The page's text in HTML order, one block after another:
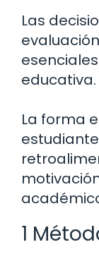
Las
educativa.
La forma
1